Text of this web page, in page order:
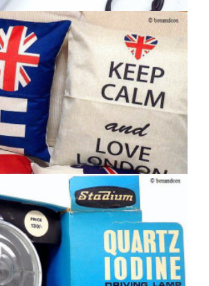
マップランプ デッドストック
LAMP/ワイパック マップランプ デッドス
時BMCの認定アクセサリーメーカーでもある、
ボーマップランプです。2ヵ所の関節により角…